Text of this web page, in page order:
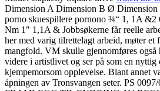
Dimension A Dimension B Ø Dimension
porno skuespillere pornono ¾“ 1, 1A &2
Nm 1″ 1,1A & Jobbsøkerne får reelle
her med varig tilrettelagt arbeid, møter et
mangfold. VM skulle gjennomføres også
videre i artistlivet og ser på som en
kjempemorsom opplevelse. Blant annet
åpningen av Tronsvangen seter. PS